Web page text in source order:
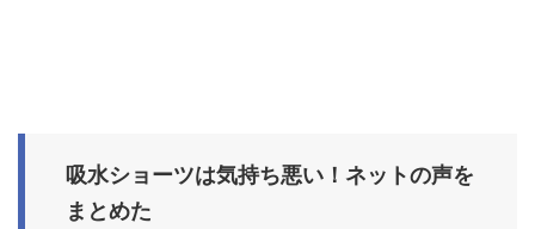
吸水ショーツは気持ち悪い！ネットの声を
まとめた